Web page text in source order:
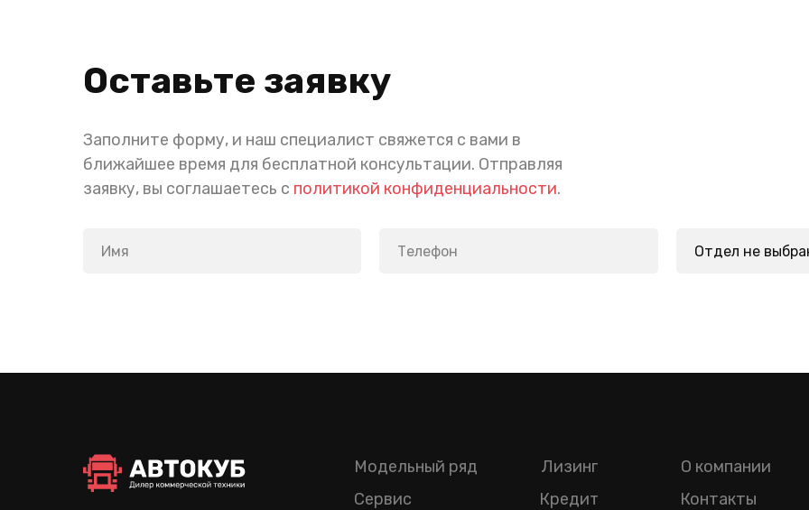
Оставьте заявку
Заполните форму, и наш специалист свяжется с вами в
ближайшее время для бесплатной консультации. Отправляя
заявку, вы соглашаетесь с политикой конфиденциальности.
Лизинг
Кредит
Модельный ряд
Сервис
О компании
Контакты